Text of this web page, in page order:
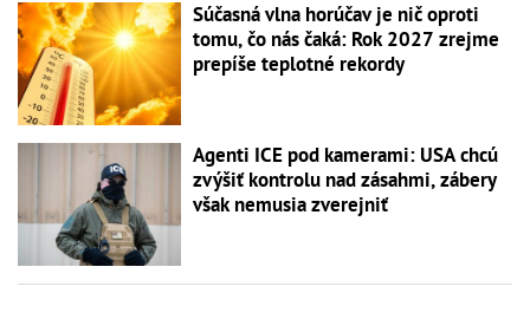
Súčasná vlna horúčav je nič oproti
tomu, čo nás čaká: Rok 2027 zrejme
prepíše teplotné rekordy
Agenti ICE pod kamerami: USA chcú
zvýšiť kontrolu nad zásahmi, zábery
však nemusia zverejniť